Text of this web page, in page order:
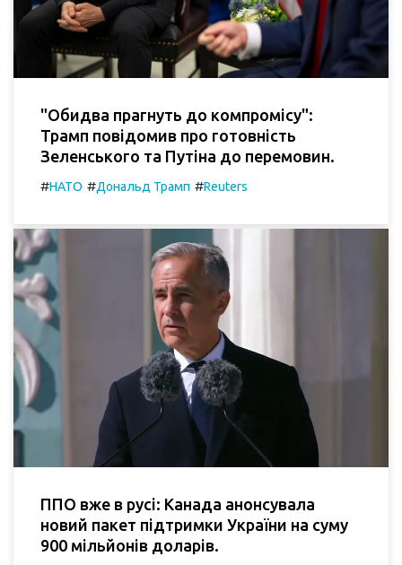
"Обидва прагнуть до компромісу":
Трамп повідомив про готовність
Зеленського та Путіна до перемовин.
#НАТО #Дональд Трамп #Reuters
ППО вже в русі: Канада анонсувала
новий пакет підтримки України на суму
900 мільйонів доларів.